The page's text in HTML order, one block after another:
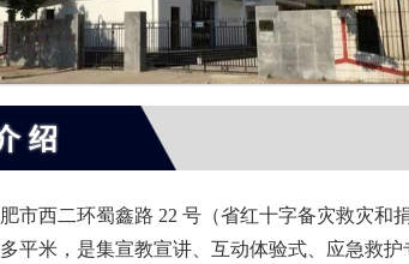
绍
西二环蜀鑫路 22 号（省红十字备灾救灾和
平米，是集宣教宣讲、互动体验式、应急救护